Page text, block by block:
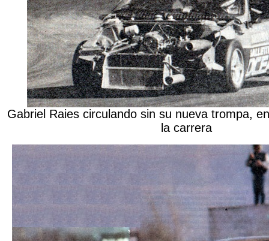
Gabriel Raies circulando sin su nueva trompa,
la carrera